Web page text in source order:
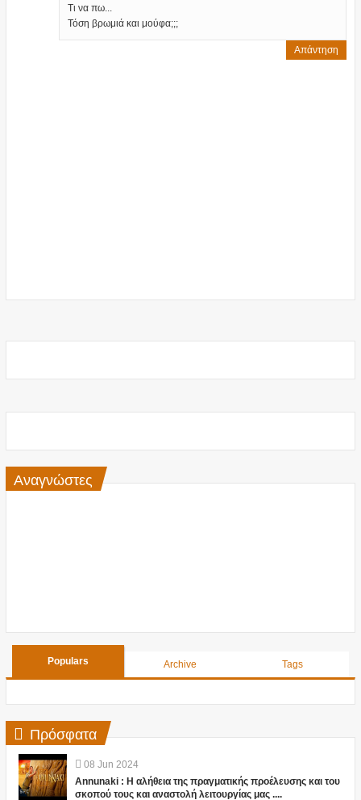
Τι να πω...
Τόση βρωμιά και μούφα;;;
Απάντηση
Αναγνώστες
Populars Archive Tags
Πρόσφατα
08 Jun 2024
Annunaki : Η αλήθεια της πραγματικής προέλευσης και του
σκοπού τους και αναστολή λειτουργίας μας ....